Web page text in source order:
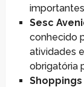
Sesc
conhecido
atividades
obrigatória